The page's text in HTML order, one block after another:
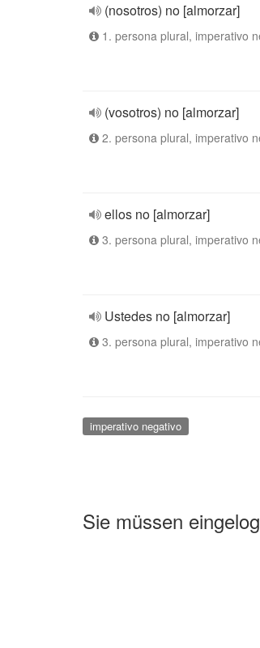
(nosotros) no [almorzar]
1. persona plural, imperativo
(vosotros) no [almorzar]
2. persona plural, imperativo
ellos no [almorzar]
3. persona plural, imperativo
Ustedes no [almorzar]
3. persona plural, imperativo
imperativo negativo
Sie müssen